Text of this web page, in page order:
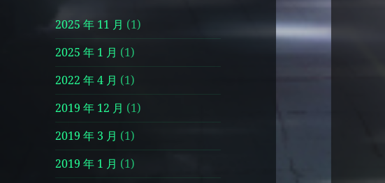
2025 年 11 月 (1)
2025 年 1 月 (1)
2022 年 4 月 (1)
2019 年 12 月 (1)
2019 年 3 月 (1)
2019 年 1 月 (1)